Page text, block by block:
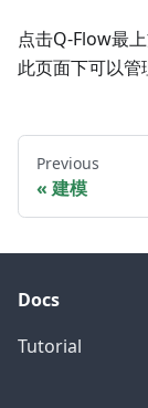
点击Q-Flow最
此页面下可以管
Previous
建模
Docs
Tutorial